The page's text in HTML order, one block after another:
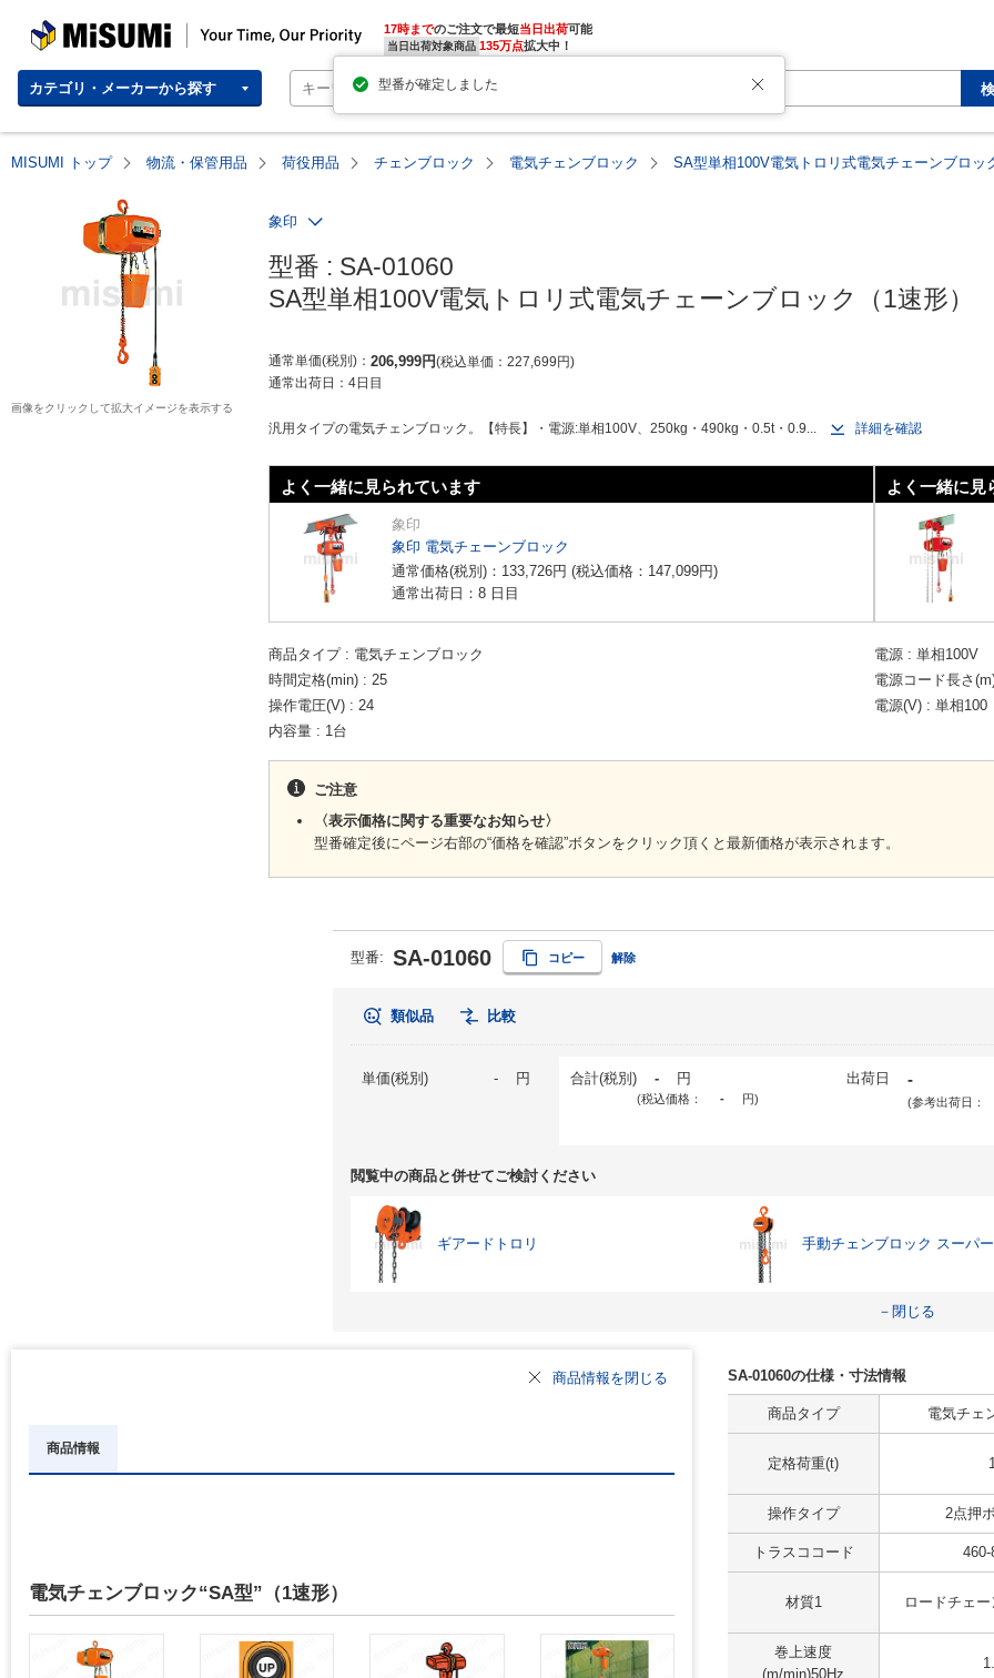
MISUMI | Your Time, Our Priority 17時までのご注文で最短当日出荷
当日出荷対象商品 135万点拡大中！
カテゴリ・メーカーから探す
MISUMI トップ 物流・保管用品 荷役用品 チェンブロック 電気チェンブロック SA型単相100V電気トロリ式電気チェーンブロッ
画像をクリックして拡大イメージを表示する
象印
型番 : SA-01060
SA型単相100V電気トロリ式電気チェーンブロック（1速形）
通常単価(税別) 206,999円 税込単価 227,699円
通常出荷日： 4日目
汎用タイプの電気チェンブロック。【特長】・電源:単相100V、250kg・490kg・0.5t・0.9... 詳細を確認
よく一緒に見られています
象印
象印 電気チェーンブロック
通常価格(税別)： 133,726円 (税込価格： 147,099円)
通常出荷日：8 日目
よく一緒に見
商品タイプ 電気チェンブロック 電源
単相100V
時間定格(min)
25 電源コード長さ
操作電圧(V)
24 電源(V)
単相100
内容量
1台
ご注意
〈表示価格に関する重要なお知らせ〉
型番確定後にページ右部の“価格を確認”ボタンをクリック頂くと最新価格が表示されます。
型番: SA-01060 コピー 解除
類似品 比較
単価(税別) - 円 合計(税別) - 円
(税込価格： - 円)
出荷日 -
(参考出荷日：
閲覧中の商品と併せてご検討ください
ギアードトロリ 手動チェンブロック スーパ
－閉じる
商品情報を閉じる
商品情報
電気チェンブロック“SA型”（1速形）
SA-01060の仕様・寸法情報
商品タイプ 電気チェ
定格荷重(t)
操作タイプ 2点押
トラスココード 460-
材質1 ロードチェ
巻上速度
(m/min)50Hz